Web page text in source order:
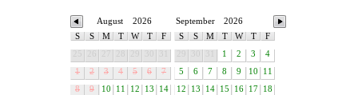
2026
August
S
S M T W T
F
1
2 3 4 5 6
7
8
9 10 11 12 13
14
2026
September
S
S M T W T
F
1 2 3
4
5
6 7 8 9 10
11
12
13 14 15 16 17
18